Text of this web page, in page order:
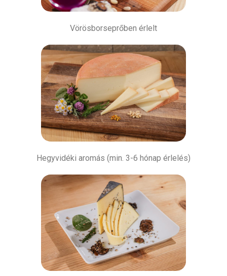
Vörösborseprőben érlelt
Hegyvidéki aromás (min. 3-6 hónap érlelés)